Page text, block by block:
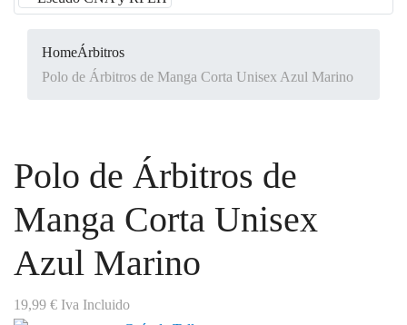
HomeÁrbitros
Polo de Árbitros de Manga Corta Unisex Azul Marino
Polo de Árbitros de
Manga Corta Unisex
Azul Marino
19,99 € Iva Incluido